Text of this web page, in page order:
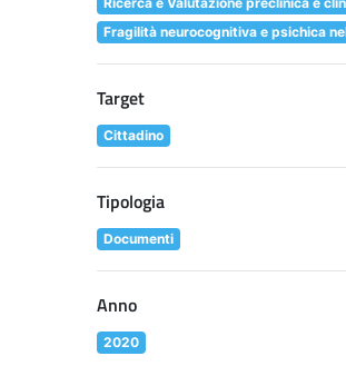
Fragilità neurocognitiva e psichica
Target
Cittadino
Tipologia
Documenti
Anno
2020